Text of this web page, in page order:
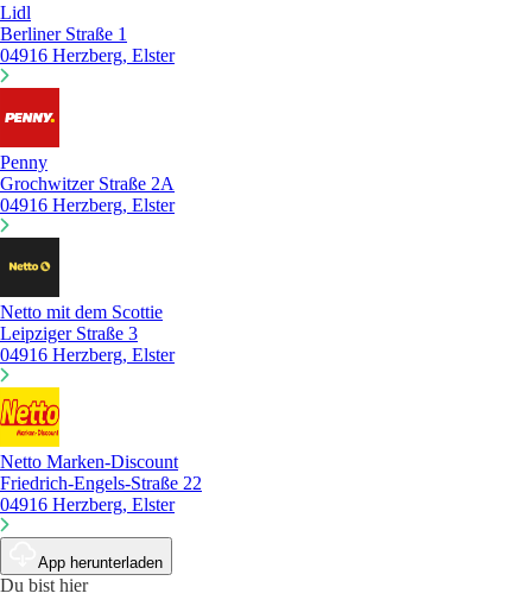
Lidl
Berliner Straße 1
04916 Herzberg, Elster
Penny
Grochwitzer Straße 2A
04916 Herzberg, Elster
Netto mit dem Scottie
Leipziger Straße 3
04916 Herzberg, Elster
Netto Marken-Discount
Friedrich-Engels-Straße 22
04916 Herzberg, Elster
App herunterladen
Du bist hier